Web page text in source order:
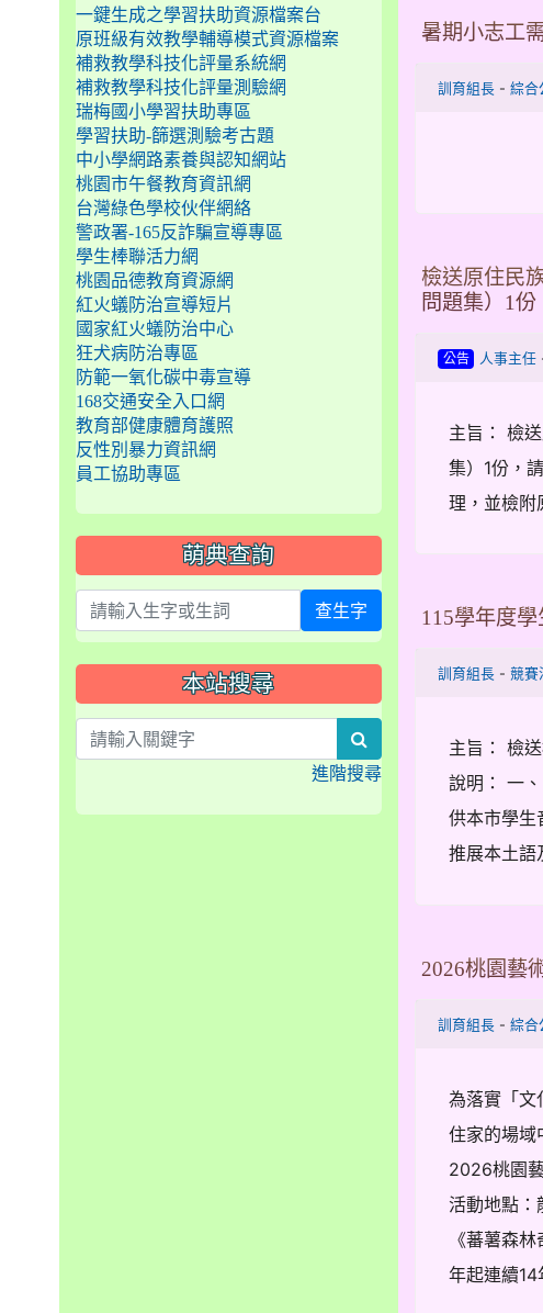
暑期小志工
訓育組長- 綜合
檢送原住民
問題集）1份
公告 人事主任
主旨： 檢
集）1份，
理，並檢附
115學年度
訓育組長- 競賽
主旨： 檢
說明： 一
供本市學生
推展本土語
2026桃園藝
訓育組長- 綜合
為落實「文
住家的場域
2026桃園
活動地點
《蕃薯森
年起連續14
一鍵生成之學習扶助資源檔案台
原班級有效教學輔導模式資源檔案
補救教學科技化評量系統網
補救教學科技化評量測驗網
瑞梅國小學習扶助專區
學習扶助-篩選測驗考古題
中小學網路素養與認知網站
桃園市午餐教育資訊網
台灣綠色學校伙伴網絡
警政署-165反詐騙宣導專區
學生棒聯活力網
桃園品德教育資源網
紅火蟻防治宣導短片
國家紅火蟻防治中心
狂犬病防治專區
防範一氧化碳中毒宣導
168交通安全入口網
教育部健康體育護照
反性別暴力資訊網
員工協助專區
萌典查詢
查生字
本站搜尋
進階搜尋